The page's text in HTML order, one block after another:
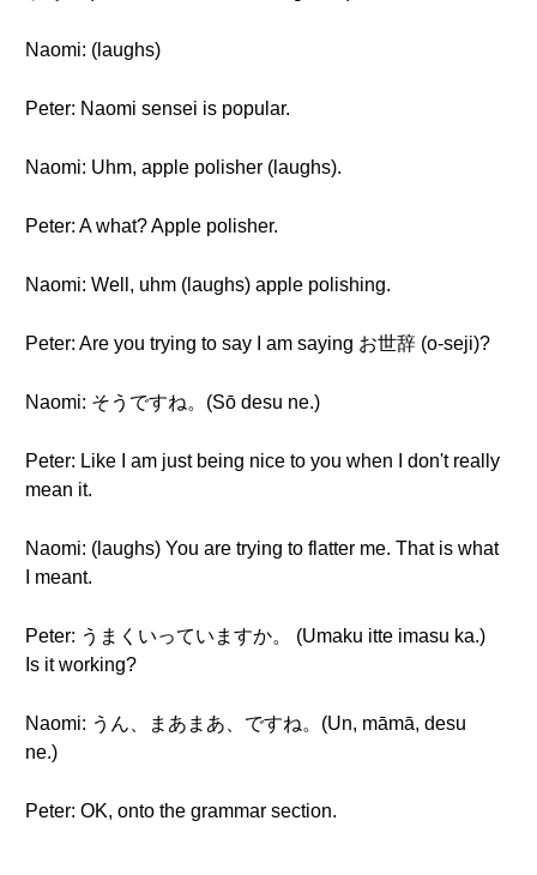
Naomi: (laughs)
Peter: Naomi sensei is popular.
Naomi: Uhm, apple polisher (laughs).
Peter: A what? Apple polisher.
Naomi: Well, uhm (laughs) apple polishing.
Peter: Are you trying to say I am saying お世辞 (o-seji)?
Naomi: そうですね。(Sō desu ne.)
Peter: Like I am just being nice to you when I don't really
mean it.
Naomi: (laughs) You are trying to flatter me. That is what
I meant.
Peter: うまくいっていますか。 (Umaku itte imasu ka.)
Is it working?
Naomi: うん、まあまあ、ですね。(Un, māmā, desu
ne.)
Peter: OK, onto the grammar section.